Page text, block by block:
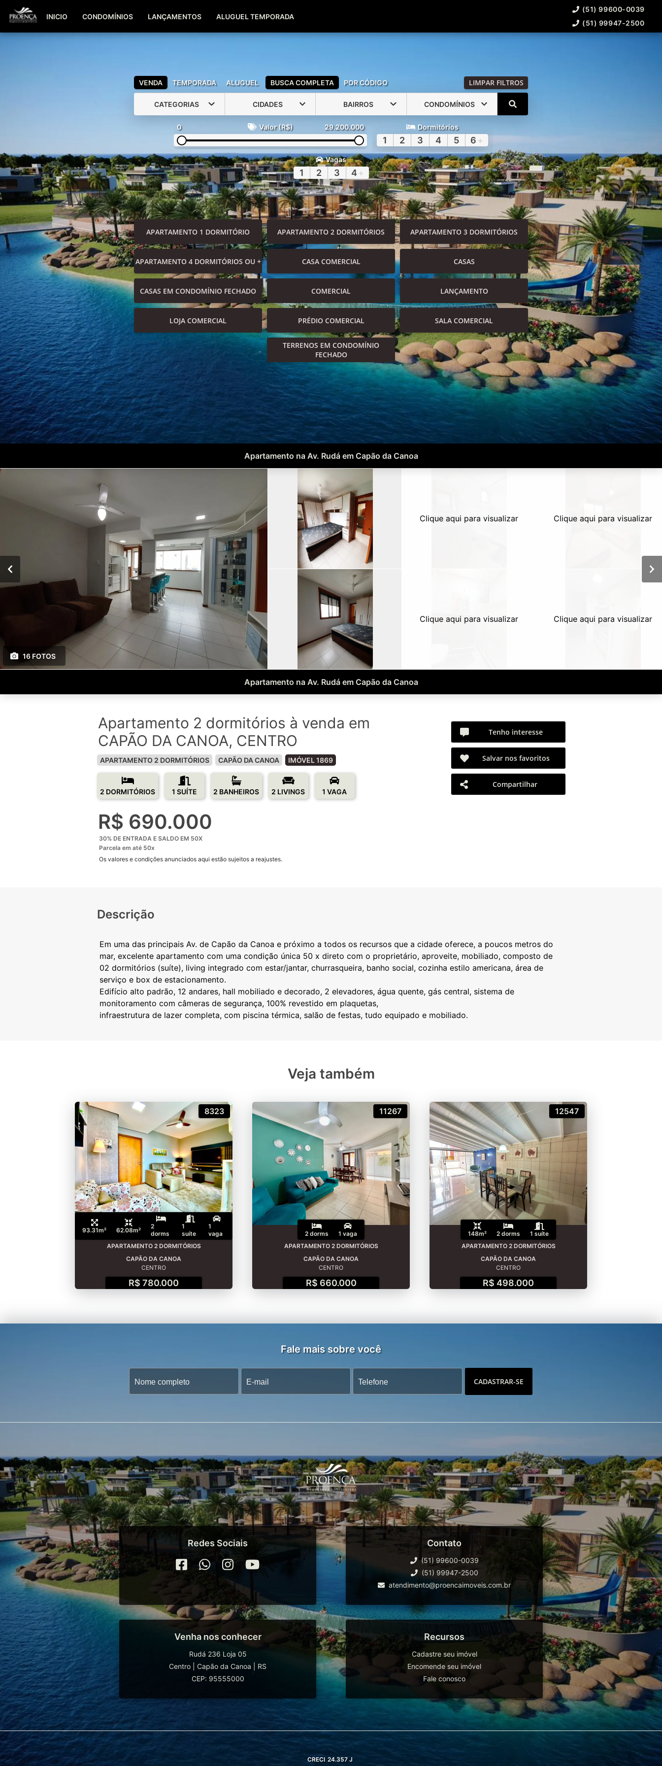
(51) 99600-0039
INICIO CONDOMÍNIOS LANÇAMENTOS ALUGUEL TEMPORADA
(51) 99600-0039
(51) 99947-2500
VENDA TEMPORADA ALUGUEL BUSCA COMPLETA POR CÓDIGO LIMPAR FILTROS
CATEGORIAS CIDADES BAIRROS CONDOMÍNIOS
0 Valor (R$) 29.200.000 Dormitórios
1 2 3 4 5 6 +
Vagas
1 2 3 4 +
APARTAMENTO 1 DORMITÓRIO APARTAMENTO 2 DORMITÓRIOS APARTAMENTO 3 DORMITÓRIOS
APARTAMENTO 4 DORMITÓRIOS OU + CASA COMERCIAL CASAS
CASAS EM CONDOMÍNIO FECHADO COMERCIAL LANÇAMENTO
LOJA COMERCIAL PRÉDIO COMERCIAL SALA COMERCIAL
TERRENOS EM CONDOMÍNIO
FECHADO
Apartamento na Av. Rudá em Capão da Canoa
16 FOTOS
Clique aqui para visualizar
Clique aqui para visualizar
Clique aqui para visualizar
Clique aqui para visualizar
Apartamento na Av. Rudá em Capão da Canoa
Apartamento 2 dormitórios à venda em
CAPÃO DA CANOA, CENTRO
APARTAMENTO 2 DORMITÓRIOS CAPÃO DA CANOA IMÓVEL 1869
2 DORMITÓRIOS 1 SUÍTE 2 BANHEIROS 2 LIVINGS 1 VAGA
R$ 690.000
30% DE ENTRADA E SALDO EM 50X
Parcela em até 50x
Os valores e condições anunciados aqui estão sujeitos a reajustes.
Tenho interesse
Salvar nos favoritos
Compartilhar
Descrição
Em uma das principais Av. de Capão da Canoa e próximo a todos os recursos que a cidade oferece, a poucos metros do
mar, excelente apartamento com uma condição única 50 x direto com o proprietário, aproveite, mobiliado, composto de
02 dormitórios (suíte), living integrado com estar/jantar, churrasqueira, banho social, cozinha estilo americana, área de
serviço e box de estacionamento.
Edifício alto padrão, 12 andares, hall mobiliado e decorado, 2 elevadores, água quente, gás central, sistema de
monitoramento com câmeras de segurança, 100% revestido em plaquetas,
Veja também
8323
93.31m² 62.08m²
2
dorms
1
suíte
1
vaga
APARTAMENTO 2 DORMITÓRIOS
CAPÃO DA CANOA
CENTRO
R$ 780.000
11267
2 dorms
1 vaga
APARTAMENTO 2 DORMITÓRIOS
CAPÃO DA CANOA
CENTRO
R$ 660.000
12547
148m² 2 dorms
1 suíte
APARTAMENTO 2 DORMITÓRIOS
CAPÃO DA CANOA
CENTRO
R$ 498.000
Fale mais sobre você
CADASTRAR-SE
Redes Sociais Contato
(51) 99600-0039
(51) 99947-2500
atendimento@proencaimoveis.com.br
Venha nos conhecer
Rudá 236 Loja 05
Centro
Capão da Canoa
RS
CEP: 95555000
Recursos
Cadastre seu imóvel
Encomende seu imóvel
Fale conosco
CRECI 24.357 J